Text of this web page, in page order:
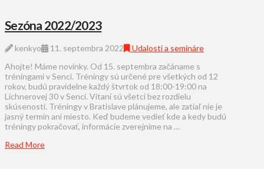
Sezóna 2022/2023
kenkyo 11. septembra 2022
Udalosti a semináre
Ahojte! Máme novinky. Od 15. septembra začáname s
tréningami v Senci. Tréningy sú určené pre všetkých od 12
rokov, budú pravidelne každý štvrtok od 18:00-19:00 na
Lichnerovej 30 v Senci. Vítaní sú všetci bez rozdielu
skúseností. Tréningy v Bratislave plánujeme, ale zatiaľ nie je
jasný termín ani miesto. Keď budeme vedieť kde a kedy budú
tréningy pokračovať, informácie zverejníme na …
Read More